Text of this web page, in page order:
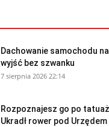
Dachowanie samochodu na
wyjść bez szwanku
7 sierpnia 2026 22:14
Rozpoznajesz go po
Ukradł rower pod Urzędem